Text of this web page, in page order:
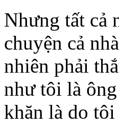
Nhưng tất cả
chuyện cả
nhiên phải
như tôi là
khăn là do